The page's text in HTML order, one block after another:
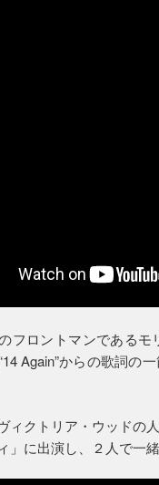
フロントマンである
Again”からの歌詞の
ィクトリア・ウッドの
」に出演し、２人で一